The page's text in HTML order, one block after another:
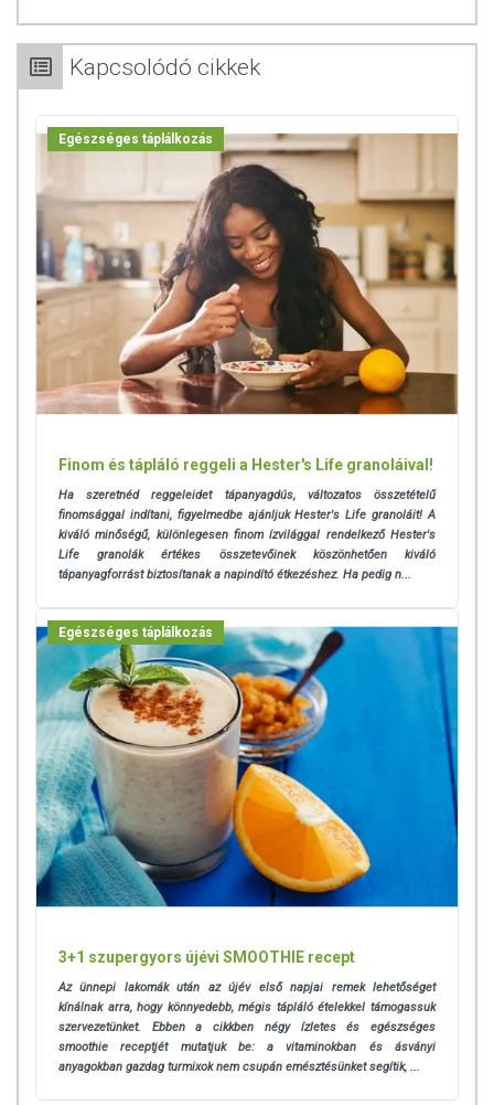
Kapcsolódó cikkek
Egészséges táplálkozás
Finom és tápláló reggeli a Hester's Life granoláival!
Ha szeretnéd reggeleidet tápanyagdús, változatos összetételű
finomsággal indítani, figyelmedbe ajánljuk Hester's Life granoláit! A
kiváló minőségű, különlegesen finom ízvilággal rendelkező Hester's
Life granolák értékes összetevőinek köszönhetően kiváló
tápanyagforrást biztosítanak a napindító étkezéshez. Ha pedig n...
Egészséges táplálkozás
3+1 szupergyors újévi SMOOTHIE recept
Az ünnepi lakomák után az újév első napjai remek lehetőséget
kínálnak arra, hogy könnyedebb, mégis tápláló ételekkel támogassuk
szervezetünket. Ebben a cikkben négy ízletes és egészséges
smoothie receptjét mutatjuk be: a vitaminokban és ásványi
anyagokban gazdag turmixok nem csupán emésztésünket segítik, ...